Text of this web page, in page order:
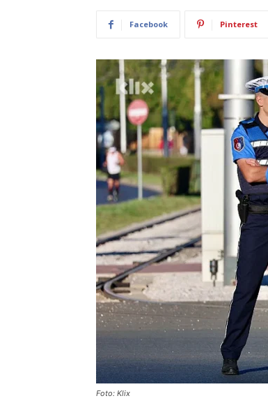
Facebook Pinterest
Foto: Klix